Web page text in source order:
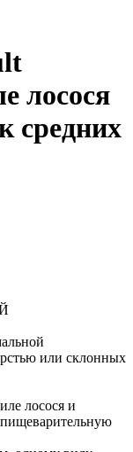
лосося
средних
или склонных
лосося и